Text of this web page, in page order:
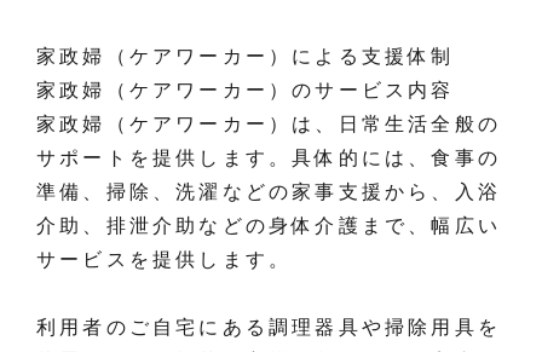
家政婦（ケアワーカー）による支援体制
家政婦（ケアワーカー）のサービス内容
家政婦（ケアワーカー）は、日常生活全般の
サポートを提供します。具体的には、食事の
準備、掃除、洗濯などの家事支援から、入浴
介助、排泄介助などの身体介護まで、幅広い
サービスを提供します。
利用者のご自宅にある調理器具や掃除用具を